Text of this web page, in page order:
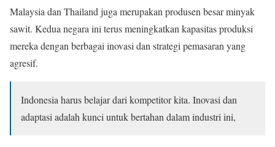
Malaysia dan Thailand juga merupakan produsen besar minyak
sawit. Kedua negara ini terus meningkatkan kapasitas produksi
mereka dengan berbagai inovasi dan strategi pemasaran yang
agresif.
Indonesia harus belajar dari kompetitor kita. Inovasi dan
adaptasi adalah kunci untuk bertahan dalam industri ini,